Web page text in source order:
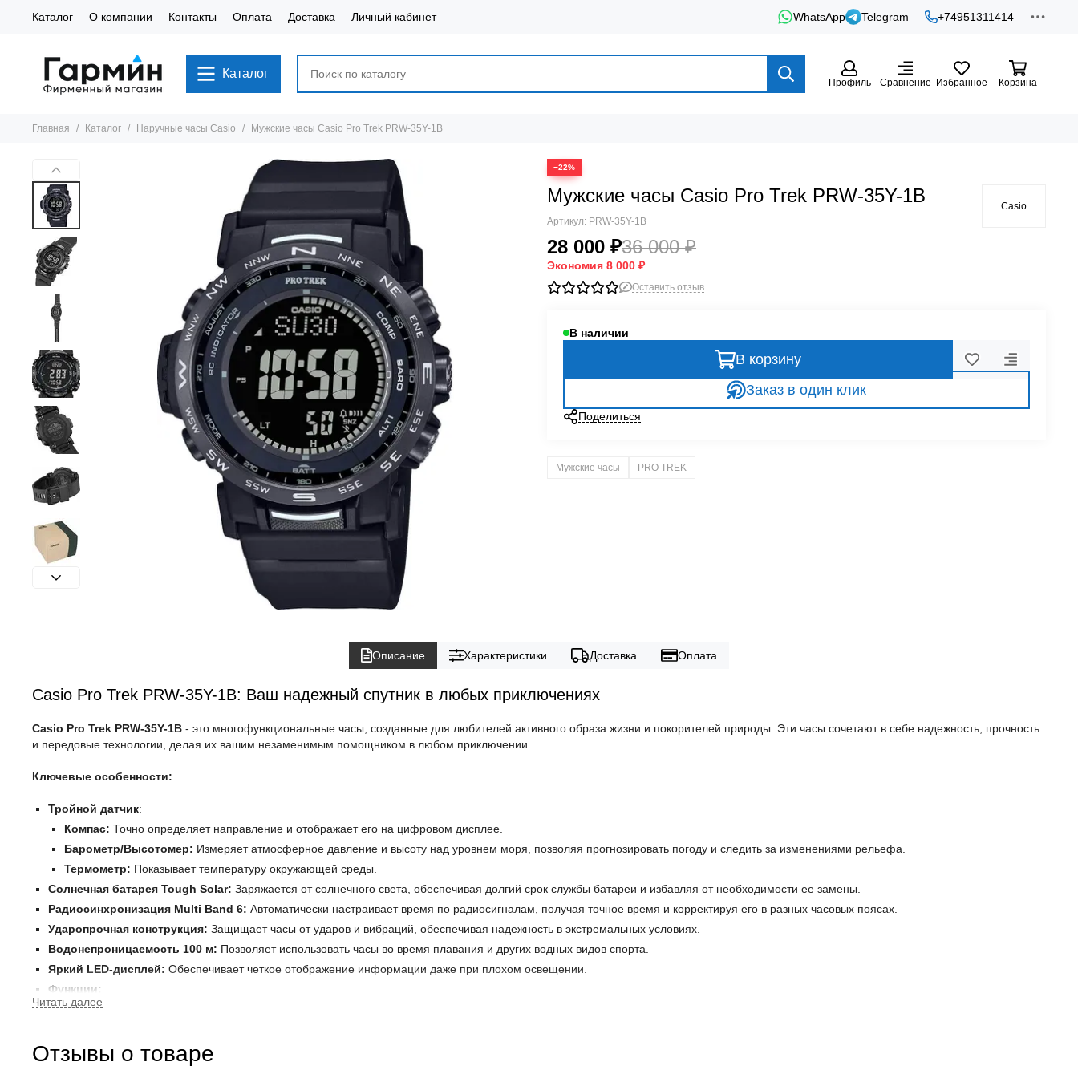
Каталог О компании Контакты Оплата Доставка Личный кабинет WhatsApp Telegram +74951311414
Каталог
Профиль Сравнение Избранное Корзина
Главная Каталог Наручные часы Casio Мужские часы Casio Pro Trek PRW-35Y-1B
−22%
Мужские часы Casio Pro Trek PRW-35Y-1B
Артикул: PRW-35Y-1B
28 000 ₽36 000 ₽
Экономия 8 000 ₽
Casio
Оставить отзыв
В наличии
В корзину
Заказ в один клик
Поделиться
Мужские часы PRO TREK
Описание Характеристики Доставка Оплата
Casio Pro Trek PRW-35Y-1B: Ваш надежный спутник в любых приключениях
Casio Pro Trek PRW-35Y-1B - это многофункциональные часы, созданные для любителей активного образа жизни и покорителей природы. Эти часы сочетают в себе надежность, прочность
и передовые технологии, делая их вашим незаменимым помощником в любом приключении.
Ключевые особенности:
Тройной датчик:
Компас: Точно определяет направление и отображает его на цифровом дисплее.
Барометр/Высотомер: Измеряет атмосферное давление и высоту над уровнем моря, позволяя прогнозировать погоду и следить за изменениями рельефа.
Термометр: Показывает температуру окружающей среды.
Солнечная батарея Tough Solar: Заряжается от солнечного света, обеспечивая долгий срок службы батареи и избавляя от необходимости ее замены.
Радиосинхронизация Multi Band 6: Автоматически настраивает время по радиосигналам, получая точное время и корректируя его в разных часовых поясах.
Ударопрочная конструкция: Защищает часы от ударов и вибраций, обеспечивая надежность в экстремальных условиях.
Водонепроницаемость 100 м: Позволяет использовать часы во время плавания и других водных видов спорта.
Яркий LED-дисплей: Обеспечивает четкое отображение информации даже при плохом освещении.
Функции:
Секундомер
Мировое время (отображение времени в разных часовых поясах)
Отзывы о товаре